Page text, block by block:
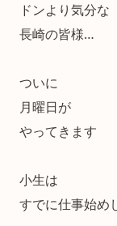
ドンより気分な
長崎の皆様…
ついに
月曜日が
やってきます
小生は
すでに仕事始め